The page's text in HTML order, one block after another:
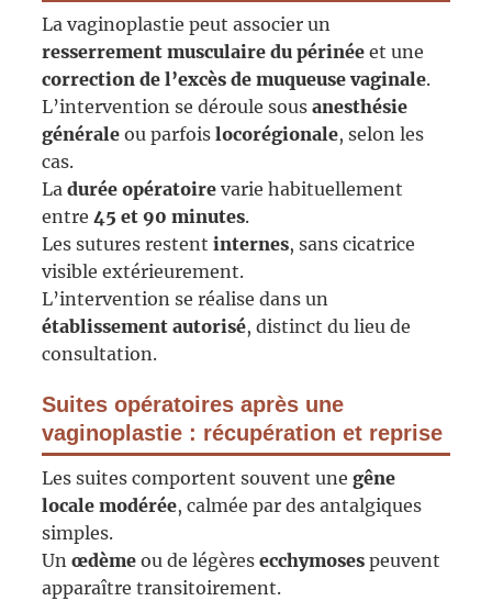
La vaginoplastie peut associer un
resserrement musculaire du périnéeet une
correction de l’excès de muqueuse vaginale.
L’intervention se déroule sous anesthésie
généraleou parfois locorégionale, selon les
cas.
La durée opératoirevarie habituellement
entre 45 et 90 minutes.
Les sutures restent internes, sans cicatrice
visible extérieurement.
L’intervention se réalise dans un
établissement autorisé, distinct du lieu de
consultation.
Suites opératoires après une
vaginoplastie : récupération et reprise
Les suites comportent souvent une gêne
locale modérée, calmée par des antalgiques
simples.
Un œdèmeou de légères ecchymosespeuvent
apparaître transitoirement.